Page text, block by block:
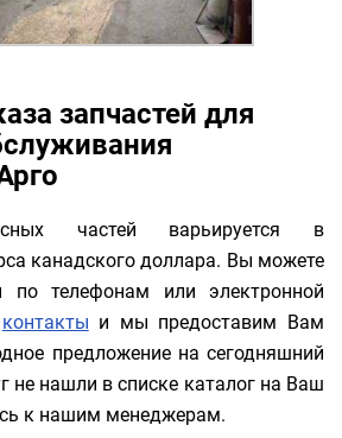
запчастей для
частей варьируется в
канадского доллара. Вы можете
по телефонам или электронной
контакты и мы предоставим Вам
предложение на сегодняшний
не нашли в списке каталог на Ваш
к нашим менеджерам.